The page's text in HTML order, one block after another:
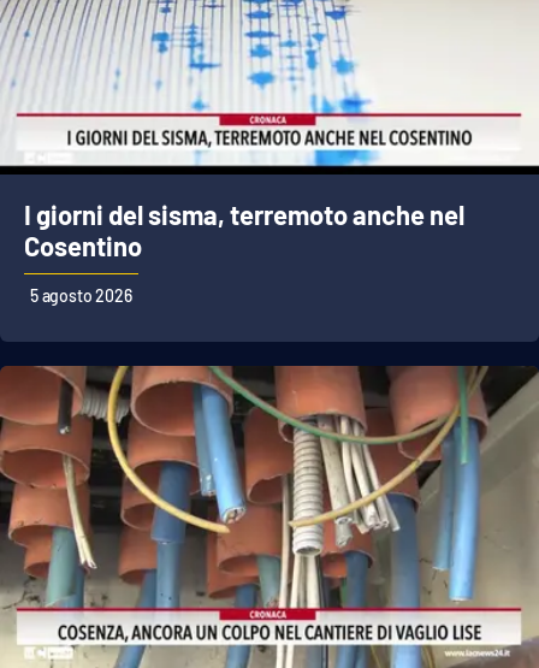
I giorni del sisma, terremoto anche nel
Cosentino
5 agosto 2026